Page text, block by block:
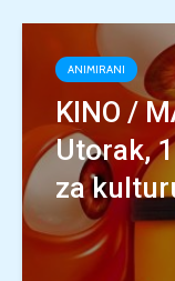
ANIMIRANI
KINO /
Utorak,
za